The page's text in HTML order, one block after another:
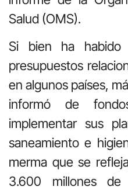
Salud (OMS).
Si bien ha
presupuestos
en algunos países,
informó de
implementar sus
saneamiento e
merma que se
3.600 millones